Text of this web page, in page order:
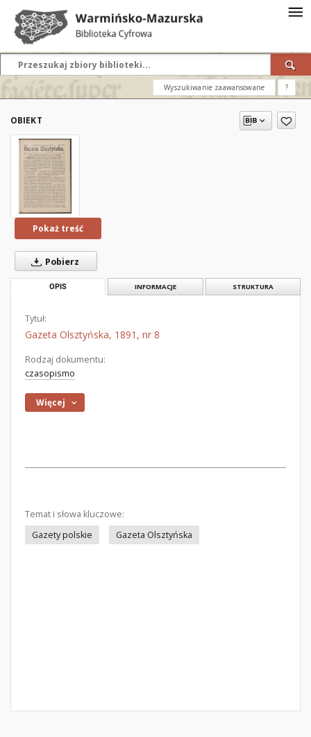
Wyszukiwanie zaawansowane ?
OBIEKT
Pokaż treść
Pobierz
OPIS INFORMACJE STRUKTURA
Tytuł:
Gazeta Olsztyńska, 1891, nr 8
Rodzaj dokumentu:
czasopismo
Więcej
Temat i słowa kluczowe:
Gazety polskie
Gazeta Olsztyńska